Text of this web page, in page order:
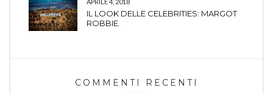
IL LOOK DELLE CELEBRITIES: MARGOT
ROBBIE.
COMMENTI RECENTI